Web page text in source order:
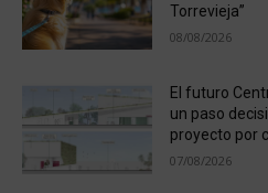
Torrevieja”
08/08/2026
El futuro
un paso
proyecto por
07/08/2026